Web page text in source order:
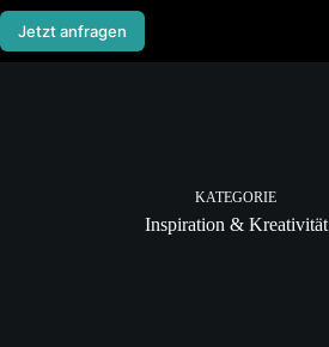
Zum
Inhalt
springen
Jetzt anfragen
KATEGORIE
Inspiration & Kreativität